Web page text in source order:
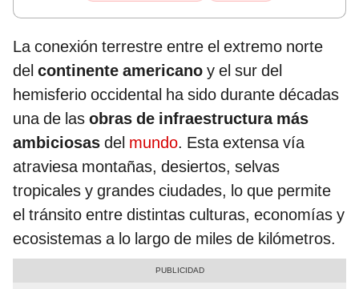
La conexión terrestre entre el extremo norte
del continente americano y el sur del
hemisferio occidental ha sido durante décadas
una de las obras de infraestructura más
ambiciosas del mundo. Esta extensa vía
atraviesa montañas, desiertos, selvas
tropicales y grandes ciudades, lo que permite
el tránsito entre distintas culturas, economías y
ecosistemas a lo largo de miles de kilómetros.